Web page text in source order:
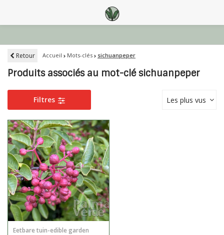
Retour Accueil Mots-clés sichuanpeper
Produits associés au mot-clé sichuanpeper
Filtres Les plus vus
Eetbare tuin-edible garden